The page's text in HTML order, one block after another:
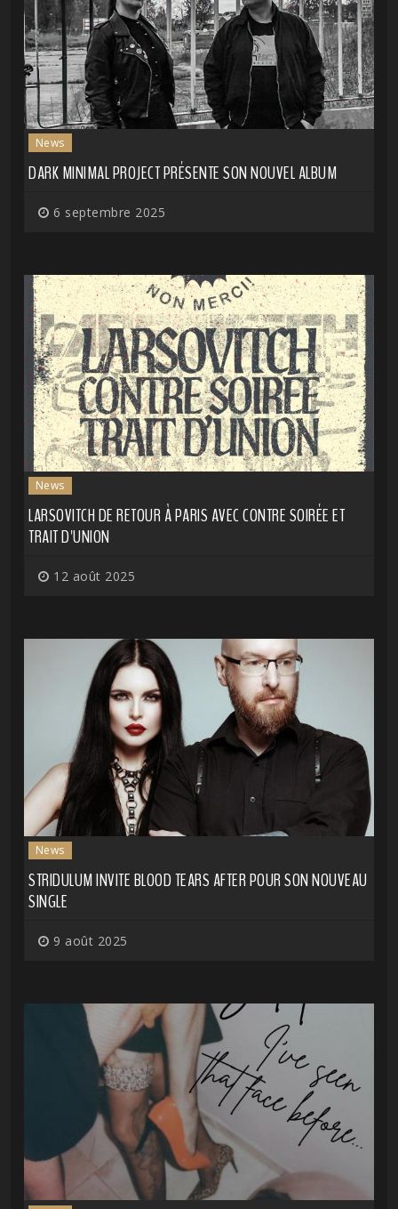
News
DARK MINIMAL PROJECT PRÉSENTE SON NOUVEL ALBUM
6 septembre 2025
News
LARSOVITCH DE RETOUR À PARIS AVEC CONTRE SOIRÉE ET
TRAIT D'UNION
12 août 2025
News
STRIDULUM INVITE BLOOD TEARS AFTER POUR SON NOUVEAU
SINGLE
9 août 2025